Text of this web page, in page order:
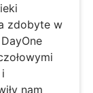
zdobyte w
nam